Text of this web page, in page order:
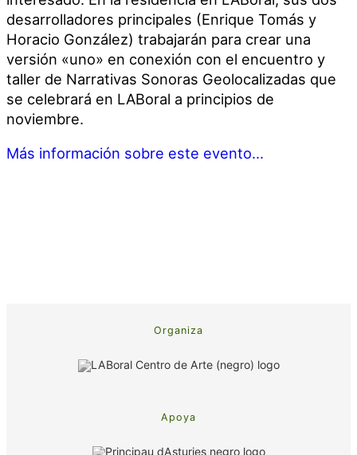
desarrolladores principales (Enrique Tomás y
Horacio González) trabajarán para crear una
versión «uno» en conexión con el encuentro y
taller de Narrativas Sonoras Geolocalizadas que
se celebrará en LABoral a principios de
noviembre.
Más información sobre este evento…
Organiza
Apoya